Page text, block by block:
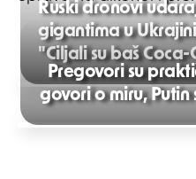
Post
navigation
Ruski dronovi
gigantima u
"Ciljali su baš Coca-
Pregovori su
govori o miru,